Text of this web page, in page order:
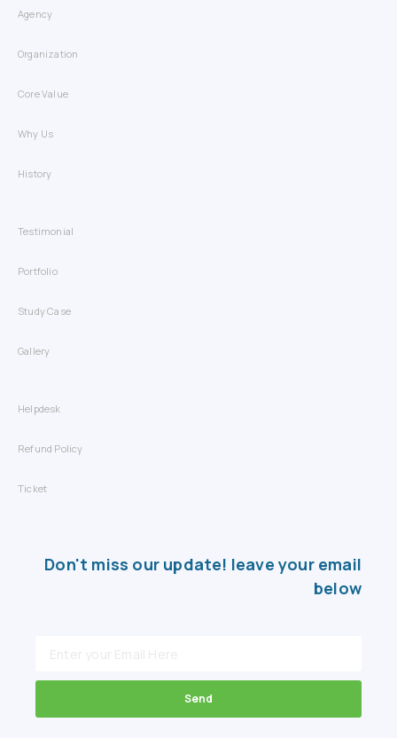
Agency
Organization
Core Value
Why Us
History
Testimonial
Portfolio
Study Case
Gallery
Helpdesk
Refund Policy
Ticket
Don't miss our update! leave your email
below
Send